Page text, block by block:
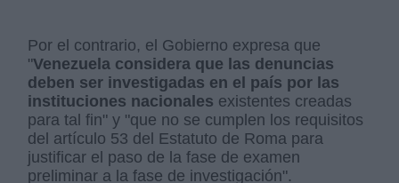
Por el contrario, el Gobierno expresa que
"Venezuela considera que las denuncias
deben ser investigadas en el país por las
instituciones nacionales existentes creadas
para tal fin" y "que no se cumplen los requisitos
del artículo 53 del Estatuto de Roma para
justificar el paso de la fase de examen
preliminar a la fase de investigación".